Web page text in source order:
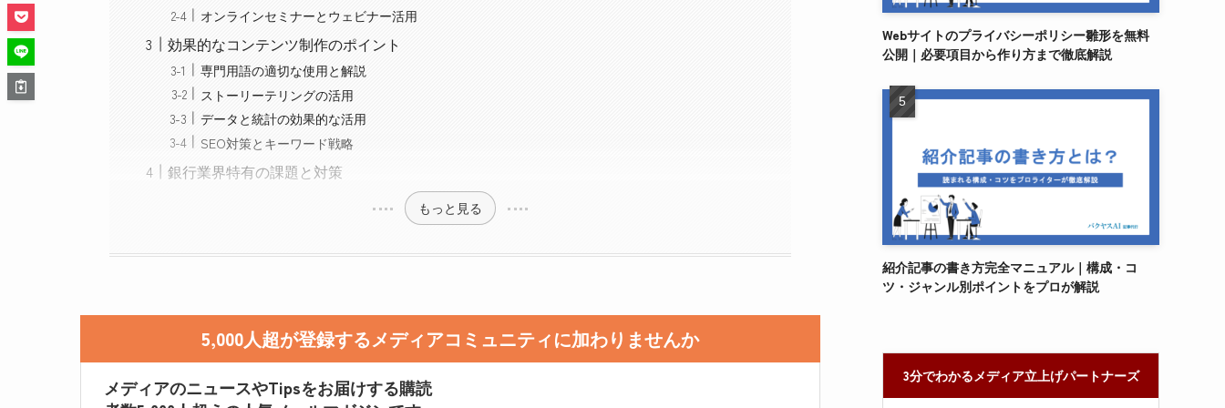
オンラインセミナーとウェビナー活用
効果的なコンテンツ制作のポイント
専門用語の適切な使用と解説
ストーリーテリングの活用
データと統計の効果的な活用
SEO対策とキーワード戦略
銀行業界特有の課題と対策
もっと見る
5,000人超が登録するメディアコミュニティに加わりませんか
メディアのニュースやTipsをお届けする購読
Webサイトのプライバシーポリシー雛形を無料
公開｜必要項目から作り方まで徹底解説
紹介記事の書き方完全マニュアル｜構成・コ
ツ・ジャンル別ポイントをプロが解説
3分でわかるメディア立上げパートナーズ